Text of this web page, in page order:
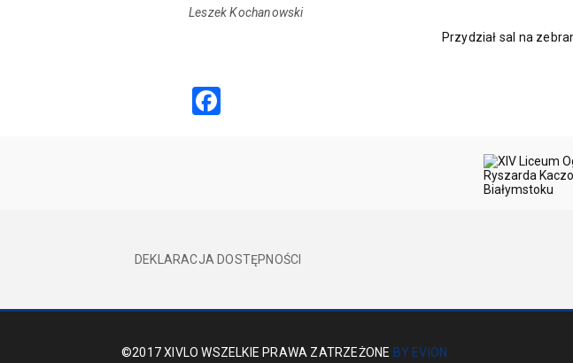
Leszek Kochanowski
Przydział sal na
DEKLARACJA DOSTĘPNOŚCI
©2017 XIVLO WSZELKIE PRAWA ZATRZEŻONE BY EVION